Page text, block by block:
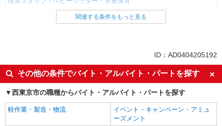
同じ雇用形態から田無駅の求人を探す
教育・保育
関連する条件をもっと見る
ID：AD0404205192
その他の条件でバイト・アルバイト・パートを探す
西東京市の職種からバイト・アルバイト・パートを探す
軽作業・製造・物流
イベント・キャンペーン・アミュ
ーズメント